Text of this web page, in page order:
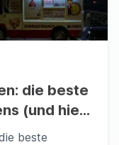
die beste
(und hier
beste